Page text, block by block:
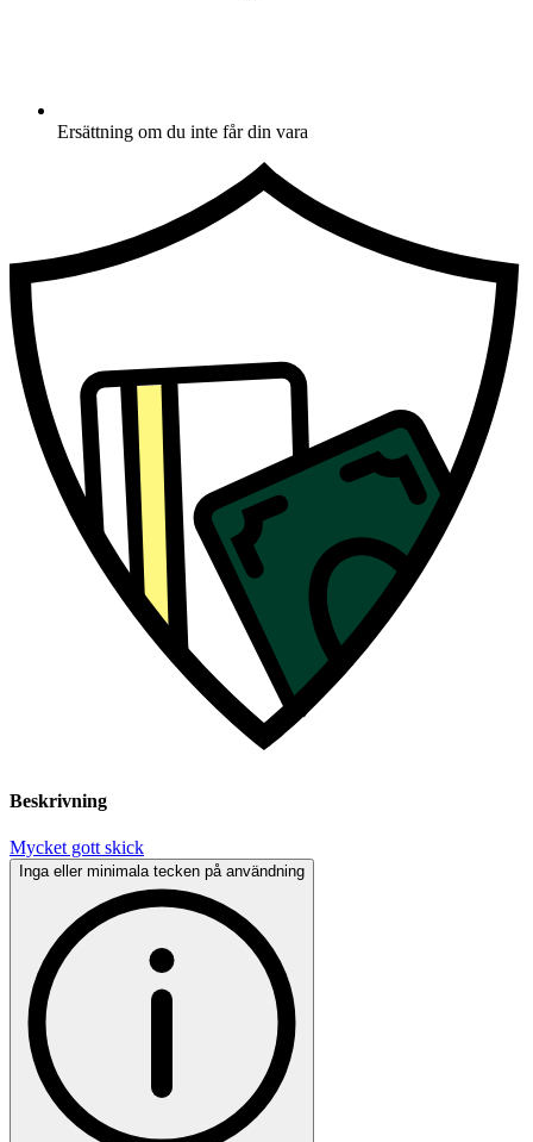
Ersättning om du inte får din vara
Beskrivning
Mycket gott skick
Inga eller minimala tecken på användning